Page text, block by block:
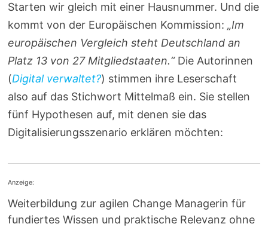
Starten wir gleich mit einer Hausnummer. Und die
kommt von der Europäischen Kommission:„Im
europäischen Vergleich steht Deutschland an
Platz 13 von 27 Mitgliedstaaten.“Die Autorinnen
(Digital verwaltet?) stimmen ihre Leserschaft
also auf das Stichwort Mittelmaß ein. Sie stellen
fünf Hypothesen auf, mit denen sie das
Digitalisierungsszenario erklären möchten:
Anzeige:
Weiterbildung zur agilen Change Managerin für
fundiertes Wissen und praktische Relevanz ohne